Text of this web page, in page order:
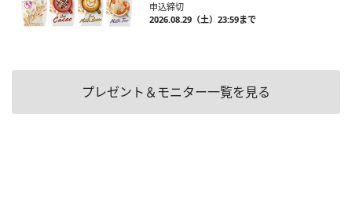
申込締切
2026.08.29（土）23:59まで
プレゼント＆モニター一覧を見る